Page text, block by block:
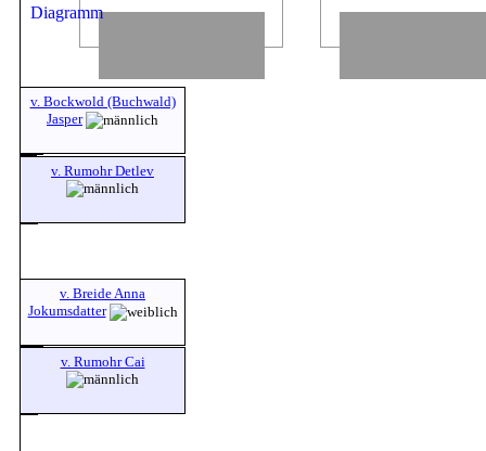
v. Bockwold (Buchwald)
Jasper
v. Rumohr Detlev
v. Breide Anna
Jokumsdatter
v. Rumohr Cai